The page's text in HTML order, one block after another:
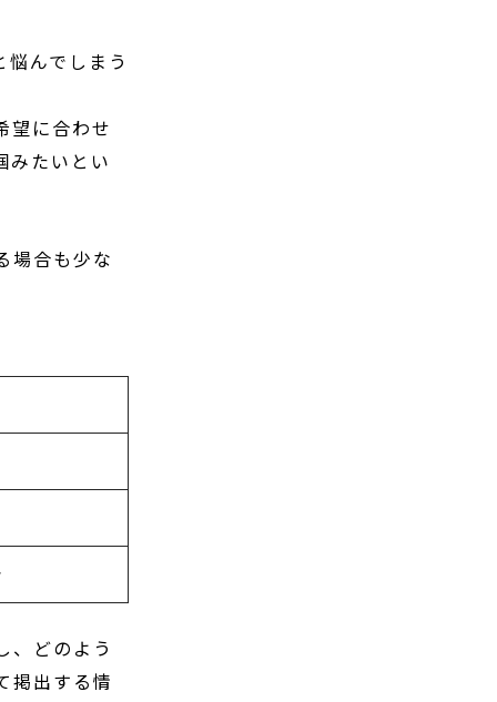
んでしまう
望に合わせ
みたいとい
場合も少な
、どのよう
掲出する情